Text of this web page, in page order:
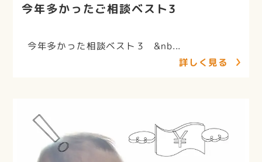
今年多かったご相談ベスト3
今年多かった相談ベスト３ &nb...
詳しく見る